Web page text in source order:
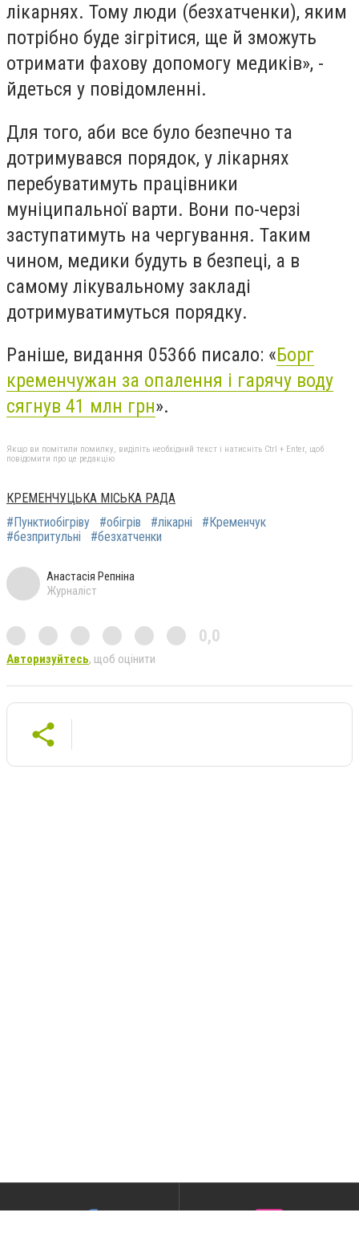
лікарнях. Тому люди (безхатченки), яким
потрібно буде зігрітися, ще й зможуть
отримати фахову допомогу медиків», -
йдеться у повідомленні.
Для того, аби все було безпечно та
дотримувався порядок, у лікарнях
перебуватимуть працівники
муніципальної варти. Вони по-черзі
заступатимуть на чергування. Таким
чином, медики будуть в безпеці, а в
самому лікувальному закладі
дотримуватимуться порядку.
Раніше, видання 05366 писало: «Борг
кременчужан за опалення і гарячу воду
сягнув 41 млн грн».
Якщо ви помітили помилку, виділіть необхідний текст і натисніть Ctrl + Enter, щоб
повідомити про це редакцію
КРЕМЕНЧУЦЬКА МІСЬКА РАДА
#Пунктиобігріву
#обігрів #лікарні
#Кременчук
#безпритульні
#безхатченки
Анастасія Репніна
Журналіст
0,0
Авторизуйтесь, щоб оцінити